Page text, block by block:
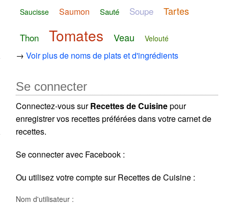
Saucisse Saumon Sauté Soupe Tartes
Thon Tomates Veau Velouté
→Voir plus de noms de plats et d'ingrédients
Se connecter
Connectez-vous surRecettes de Cuisinepour
enregistrer vos recettes préférées dans votre carnet de
recettes.
Se connecter avec Facebook :
Ou utilisez votre compte sur Recettes de Cuisine :
Nom d'utilisateur :